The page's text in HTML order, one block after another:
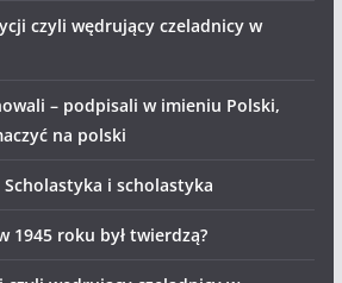
czyli wędrujący czeladnicy w
– podpisali w imieniu Polski,
na polski
Scholastyka i scholastyka
1945 roku był twierdzą?